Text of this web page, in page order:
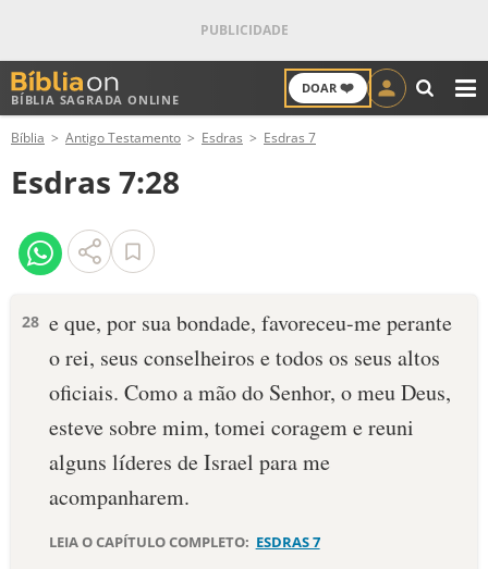
BÍBLIA SAGRADA ONLINE
DOAR ❤️
ANTIGO TESTAMENTO
NOVO TESTAMENTO
VERSÍCULOS
PALAVRA DO DIA
SALMO DO DIA
DEVOCIONAL DIÁRIO
Bíblia Antigo Testamento Esdras Esdras 7
Esdras 7:28
28 e que, por sua bondade, favoreceu-me perante
o rei, seus conselheiros e todos os seus altos
oficiais. Como a mão do Senhor, o meu Deus,
esteve sobre mim, tomei coragem e reuni
alguns líderes de Israel para me
acompanharem.
LEIA O CAPÍTULO COMPLETO: ESDRAS 7